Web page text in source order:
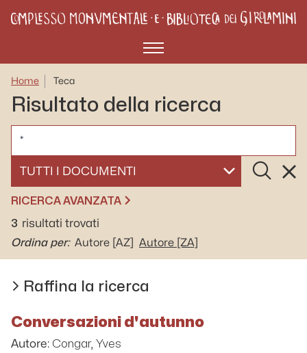
Menù
Home Teca
Risultato della ricerca
SELEZIONA UN DOCUMENTO
Cerca
RICERCA AVANZATA
3 risultati trovati
Ordina per: Autore [AZ] Autore [ZA]
Raffina la ricerca
Conversazioni d'autunno
Autore: Congar, Yves